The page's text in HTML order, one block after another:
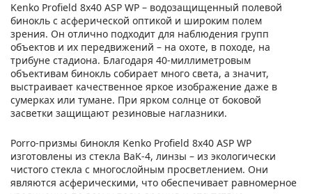
Kenko Profield 8x40 ASP WP – водозащищенный полевой
бинокль с асферической оптикой и широким полем
зрения. Он отлично подходит для наблюдения групп
объектов и их передвижений – на охоте, в походе, на
трибуне стадиона. Благодаря 40-миллиметровым
объективам бинокль собирает много света, а значит,
выстраивает качественное яркое изображение даже в
сумерках или тумане. При ярком солнце от боковой
засветки защищают резиновые наглазники.
Porro-призмы бинокля Kenko Profield 8x40 ASP WP
изготовлены из стекла BaK-4, линзы – из экологически
чистого стекла с многослойным просветлением. Они
являются асферическими, что обеспечивает равномерное